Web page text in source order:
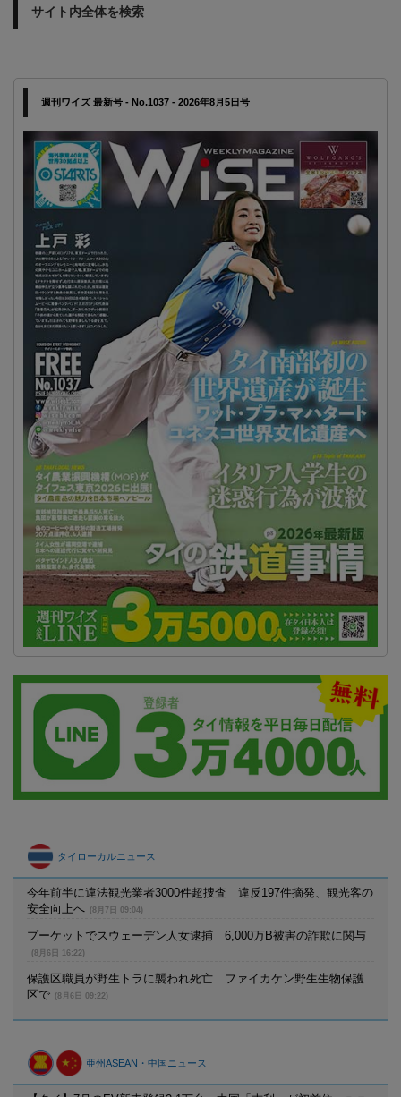
サイト内全体を検索
週刊ワイズ 最新号 - No.1037 - 2026年8月5日号
タイローカルニュース
今年前半に違法観光業者3000件超捜査 違反197件摘発、観光客の
安全向上へ
(8月7日 09:04)
プーケットでスウェーデン人女逮捕 6,000万B被害の詐欺に関与
(8月6日 16:22)
保護区職員が野生トラに襲われ死亡 ファイカケン野生生物保護
区で
(8月6日 09:22)
亜州ASEAN・中国ニュース